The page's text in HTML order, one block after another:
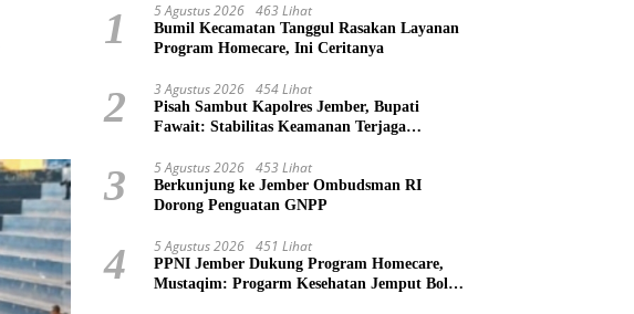
1 5 Agustus 2026 463 Lihat
Bumil Kecamatan Tanggul Rasakan Layanan
Program Homecare, Ini Ceritanya
2 3 Agustus 2026 454 Lihat
Pisah Sambut Kapolres Jember, Bupati
Fawait: Stabilitas Keamanan Terjaga
3 5 Agustus 2026 453 Lihat
Berkunjung ke Jember Ombudsman RI
Dorong Penguatan GNPP
4 5 Agustus 2026 451 Lihat
PPNI Jember Dukung Program Homecare,
Mustaqim: Progarm Kesehatan Jemput Bola